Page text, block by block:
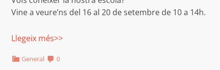
Vine a veure’ns del 16 al 20 de setembre de 10 a 14h.
Llegeix més>>
General 0